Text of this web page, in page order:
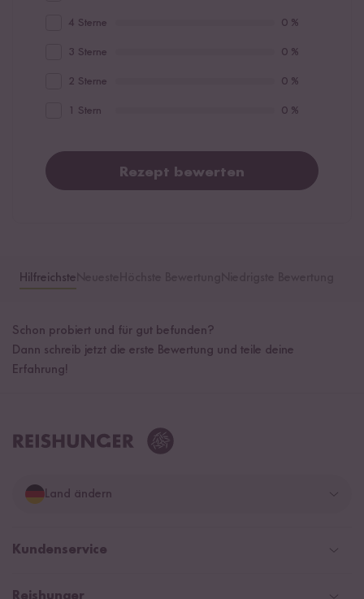
4 Sterne 0 %
3 Sterne 0 %
2 Sterne 0 %
1 Stern 0 %
Rezept bewerten
Hilfreichste
Schon probiert und für gut befunden?
Dann schreib jetzt die erste Bewertung und teile deine
Erfahrung!
Land ändern
Deutschland
Kundenservice
Help Center & FAQ
Reishunger